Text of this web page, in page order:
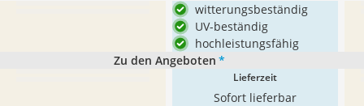
witterungsbeständig
UV-beständig
hochleistungsfähig
Zu den Angeboten *
Lieferzeit
Sofort lieferbar